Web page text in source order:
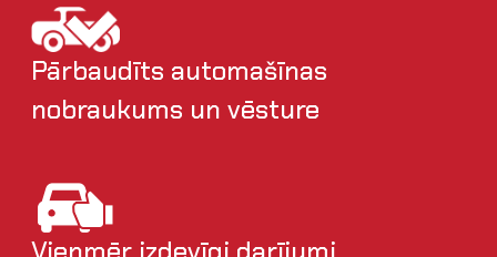
Pārbaudīts automašīnas
nobraukums un vēsture